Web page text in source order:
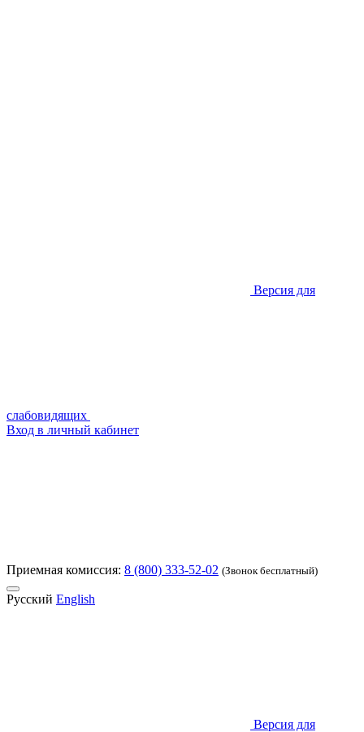
Версия для
слабовидящих
Вход в личный кабинет
Приемная комиссия: 8 (800) 333-52-02 (Звонок бесплатный)
Русский English
Версия для